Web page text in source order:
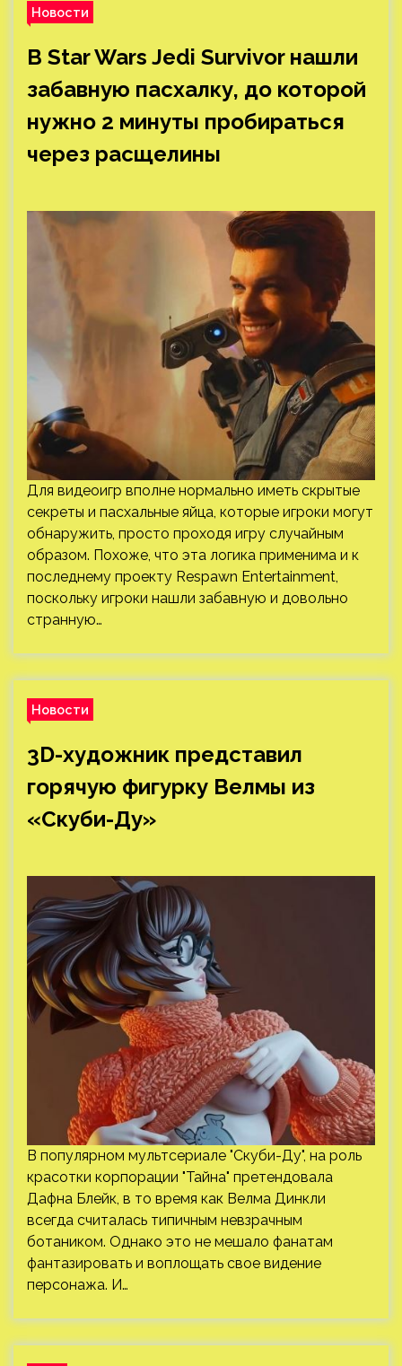
Новости
В Star Wars Jedi Survivor нашли
забавную пасхалку, до которой
нужно 2 минуты пробираться
через расщелины
Для видеоигр вполне нормально иметь скрытые
секреты и пасхальные яйца, которые игроки могут
обнаружить, просто проходя игру случайным
образом. Похоже, что эта логика применима и к
последнему проекту Respawn Entertainment,
поскольку игроки нашли забавную и довольно
странную…
Новости
3D-художник представил
горячую фигурку Велмы из
«Скуби-Ду»
В популярном мультсериале "Скуби-Ду", на роль
красотки корпорации "Тайна" претендовала
Дафна Блейк, в то время как Велма Динкли
всегда считалась типичным невзрачным
ботаником. Однако это не мешало фанатам
фантазировать и воплощать свое видение
персонажа. И…